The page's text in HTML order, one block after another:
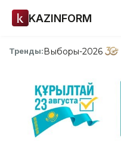
KAZINFORM
Тренды:Выборы-2026